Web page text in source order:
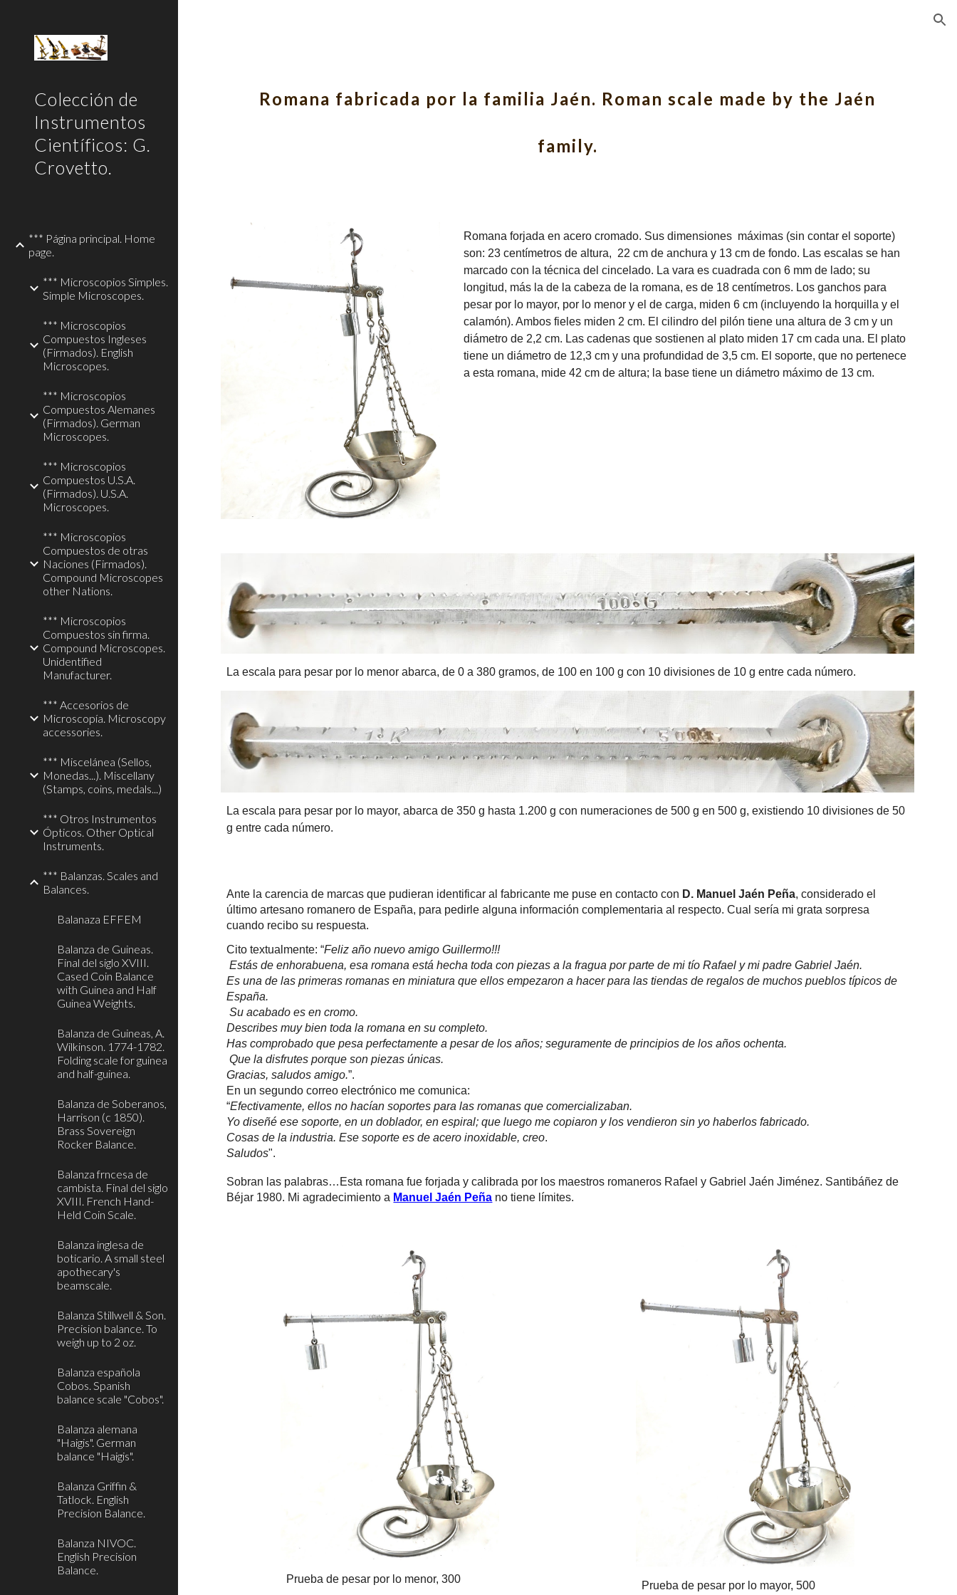
Colección de
Instrumentos
Científicos: G.
Crovetto.
*** Página principal. Home
page.
*** Microscopios Simples.
Simple Microscopes.
*** Microscopios
Compuestos Ingleses
(Firmados). English
Microscopes.
*** Microscopios
Compuestos Alemanes
(Firmados). German
Microscopes.
*** Microscopios
Compuestos U.S.A.
(Firmados). U.S.A.
Microscopes.
*** Microscopios
Compuestos de otras
Naciones (Firmados).
Compound Microscopes
other Nations.
*** Microscopios
Compuestos sin firma.
Compound Microscopes.
Unidentified
Manufacturer.
*** Accesorios de
Microscopía. Microscopy
accessories.
*** Miscelánea (Sellos,
Monedas...). Miscellany
(Stamps, coins, medals...)
*** Otros Instrumentos
Ópticos. Other Optical
Instruments.
*** Balanzas. Scales and
Balances.
Balanaza EFFEM
Balanza de Guineas.
Final del siglo XVIII.
Cased Coin Balance
with Guinea and Half
Guinea Weights.
Balanza de Guineas, A.
Wilkinson. 1774-1782.
Folding scale for guinea
and half-guinea.
Balanza de Soberanos,
Harrison (c 1850).
Brass Sovereign
Rocker Balance.
Balanza frncesa de
cambista. Final del siglo
XVIII. French Hand-
Held Coin Scale.
Balanza inglesa de
boticario. A small steel
apothecary's
beamscale.
Balanza Stillwell & Son.
Precision balance. To
weigh up to 2 oz.
Balanza española
Cobos. Spanish
balance scale "Cobos".
Balanza alemana
"Haigis". German
balance "Haigis".
Balanza Griffin &
Tatlock. English
Precision Balance.
Balanza NIVOC.
English Precision
Balance.
Romana fabricada por la familia Jaén. Roman scale made by the Jaén
family.
Romana forjada en acero cromado. Sus dimensiones máximas (sin contar el soporte)
son: 23 centímetros de altura, 22 cm de anchura y 13 cm de fondo. Las escalas se han
marcado con la técnica del cincelado. La vara es cuadrada con 6 mm de lado; su
longitud, más la de la cabeza de la romana, es de 18 centímetros. Los ganchos para
pesar por lo mayor, por lo menor y el de carga, miden 6 cm (incluyendo la horquilla y el
calamón). Ambos fieles miden 2 cm. El cilindro del pilón tiene una altura de 3 cm y un
diámetro de 2,2 cm. Las cadenas que sostienen al plato miden 17 cm cada una. El plato
tiene un diámetro de 12,3 cm y una profundidad de 3,5 cm. El soporte, que no pertenece
a esta romana, mide 42 cm de altura; la base tiene un diámetro máximo de 13 cm.
La escala para pesar por lo menor abarca, de 0 a 380 gramos, de 100 en 100 g con 10 divisiones de 10 g entre cada número.
La escala para pesar por lo mayor, abarca de 350 g hasta 1.200 g con numeraciones de 500 g en 500 g, existiendo 10 divisiones de 50
g entre cada número.
Ante la carencia de marcas que pudieran identificar al fabricante me puse en contacto con D. Manuel Jaén Peña, considerado el
último artesano romanero de España, para pedirle alguna información complementaria al respecto. Cual sería mi grata sorpresa
cuando recibo su respuesta.
Cito textualmente: “Feliz año nuevo amigo Guillermo!!!
Estás de enhorabuena, esa romana está hecha toda con piezas a la fragua por parte de mi tío Rafael y mi padre Gabriel Jaén.
Es una de las primeras romanas en miniatura que ellos empezaron a hacer para las tiendas de regalos de muchos pueblos típicos de
España.
Su acabado es en cromo.
Describes muy bien toda la romana en su completo.
Has comprobado que pesa perfectamente a pesar de los años; seguramente de principios de los años ochenta.
Que la disfrutes porque son piezas únicas.
Gracias, saludos amigo.”.
En un segundo correo electrónico me comunica:
“Efectivamente, ellos no hacían soportes para las romanas que comercializaban.
Yo diseñé ese soporte, en un doblador, en espiral; que luego me copiaron y los vendieron sin yo haberlos fabricado.
Cosas de la industria. Ese soporte es de acero inoxidable, creo.
Saludos".
Sobran las palabras…Esta romana fue forjada y calibrada por los maestros romaneros Rafael y Gabriel Jaén Jiménez. Santibáñez de
Béjar 1980. Mi agradecimiento a Manuel Jaén Peña no tiene límites.
Prueba de pesar por lo menor, 300
Prueba de pesar por lo mayor, 500